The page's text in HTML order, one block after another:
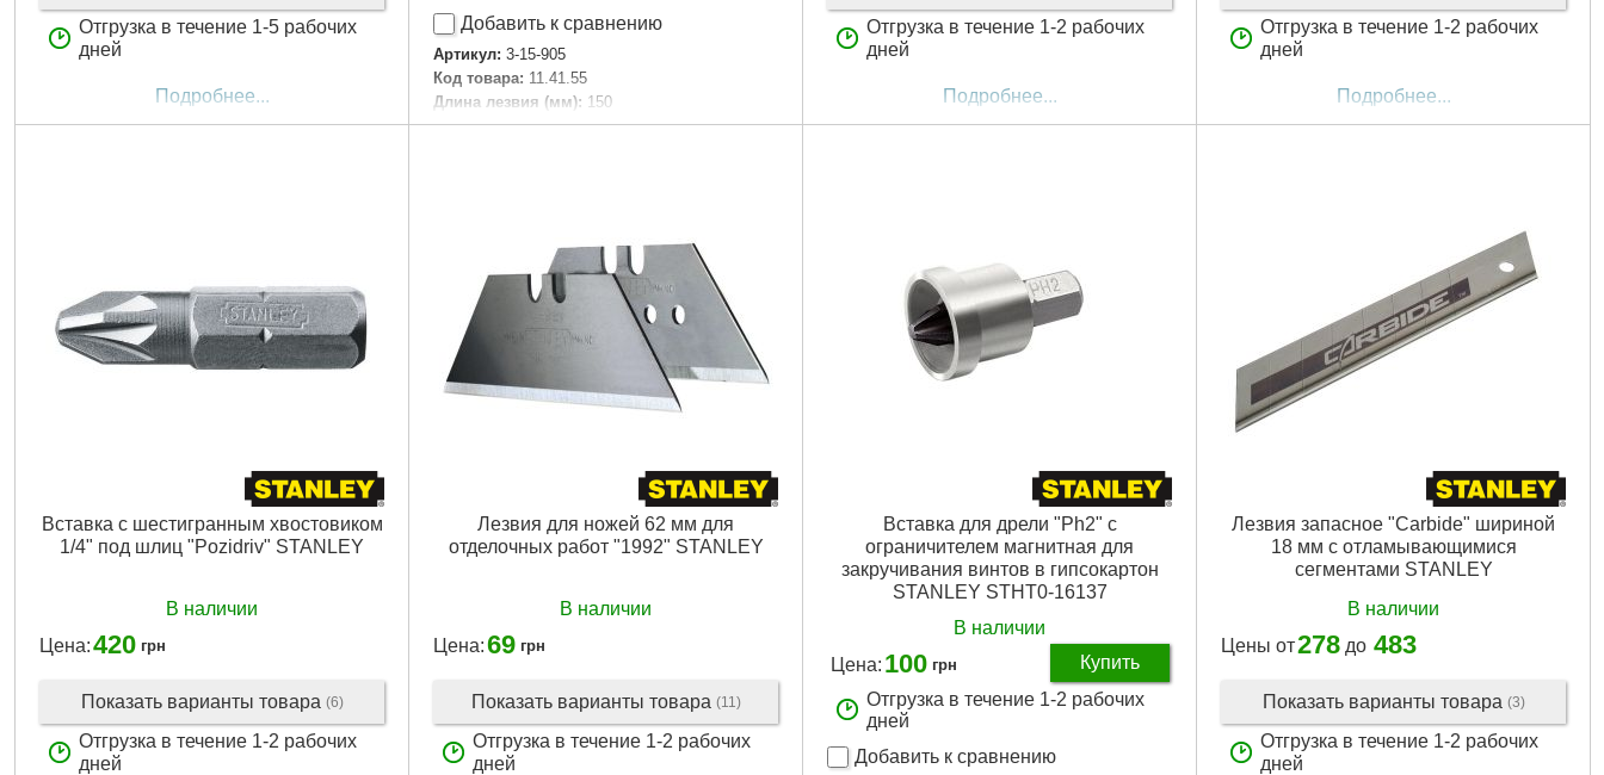
Отгрузка в течение 1-5 рабочих
дней
Подробнее...
Добавить к сравнению
Артикул: 3-15-905
Код товара: 11.41.55
Длина лезвия (мм): 150
Количество предметов: 5
Отгрузка в течение 1-2 рабочих
дней
Подробнее...
Отгрузка в течение 1-2 рабочих
дней
Подробнее...
Вставка с шестигранным хвостовиком
1/4" под шлиц "Pozidriv" STANLEY
В наличии
Цена:420 грн
Показать варианты товара (6)
Отгрузка в течение 1-2 рабочих
дней
Лезвия для ножей 62 мм для
отделочных работ "1992" STANLEY
В наличии
Цена:69 грн
Показать варианты товара (11)
Отгрузка в течение 1-2 рабочих
дней
Вставка для дрели "Ph2" с
ограничителем магнитная для
закручивания винтов в гипсокартон
STANLEY STHT0-16137
В наличии
Цена: 100 грн
Купить
Отгрузка в течение 1-2 рабочих
дней
Добавить к сравнению
Лезвия запасное "Carbide" шириной
18 мм с отламывающимися
сегментами STANLEY
В наличии
Цены от278 до 483
Показать варианты товара (3)
Отгрузка в течение 1-2 рабочих
дней